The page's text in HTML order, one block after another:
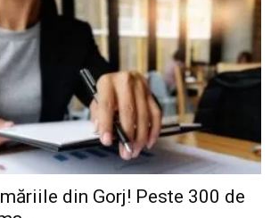
din Gorj! Peste 300 de